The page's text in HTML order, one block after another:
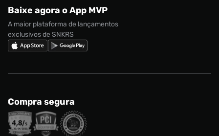
Nike Shox
Regulamento Cupom
Baixe agora o App MVP
A maior plataforma de lançamentos
exclusivos de SNKRS
Compra segura